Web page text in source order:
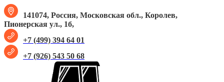
141074, Россия, Московская обл., Королев,
Пионерская ул., 1б,
+7 (499) 394 64 01
+7 (926) 543 50 68